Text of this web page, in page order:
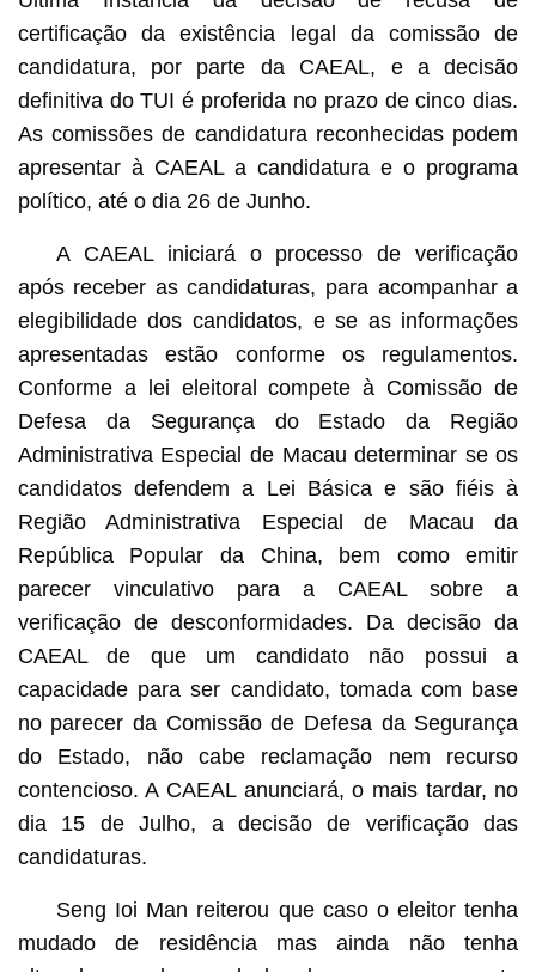
certificação da existência legal da comissão de
candidatura, por parte da CAEAL, e a decisão
definitiva do TUI é proferida no prazo de cinco dias.
As comissões de candidatura reconhecidas podem
apresentar à CAEAL a candidatura e o programa
político, até o dia 26 de Junho.
A CAEAL iniciará o processo de verificação
após receber as candidaturas, para acompanhar a
elegibilidade dos candidatos, e se as informações
apresentadas estão conforme os regulamentos.
Conforme a lei eleitoral compete à Comissão de
Defesa da Segurança do Estado da Região
Administrativa Especial de Macau determinar se os
candidatos defendem a Lei Básica e são fiéis à
Região Administrativa Especial de Macau da
República Popular da China, bem como emitir
parecer vinculativo para a CAEAL sobre a
verificação de desconformidades. Da decisão da
CAEAL de que um candidato não possui a
capacidade para ser candidato, tomada com base
no parecer da Comissão de Defesa da Segurança
do Estado, não cabe reclamação nem recurso
contencioso. A CAEAL anunciará, o mais tardar, no
dia 15 de Julho, a decisão de verificação das
candidaturas.
Seng Ioi Man reiterou que caso o eleitor tenha
mudado de residência mas ainda não tenha